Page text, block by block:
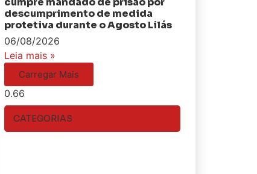
descumprimento de medida
protetiva durante o Agosto Lilás
06/08/2026
Leia mais »
Carregar Mais
CATEGORIAS